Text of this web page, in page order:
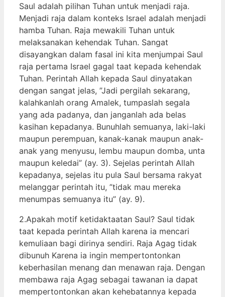
Saul adalah pilihan Tuhan untuk menjadi raja.
Menjadi raja dalam konteks Israel adalah menjadi
hamba Tuhan. Raja mewakili Tuhan untuk
melaksanakan kehendak Tuhan. Sangat
disayangkan dalam fasal ini kita menjumpai Saul
raja pertama Israel gagal taat kepada kehendak
Tuhan. Perintah Allah kepada Saul dinyatakan
dengan sangat jelas, ”Jadi pergilah sekarang,
kalahkanlah orang Amalek, tumpaslah segala
yang ada padanya, dan janganlah ada belas
kasihan kepadanya. Bunuhlah semuanya, laki-laki
maupun perempuan, kanak-kanak maupun anak-
anak yang menyusu, lembu maupun domba, unta
maupun keledai” (ay. 3). Sejelas perintah Allah
kepadanya, sejelas itu pula Saul bersama rakyat
melanggar perintah itu, ”tidak mau mereka
menumpas semuanya itu” (ay. 9).
2.Apakah motif ketidaktaatan Saul? Saul tidak
taat kepada perintah Allah karena ia mencari
kemuliaan bagi dirinya sendiri. Raja Agag tidak
dibunuh Karena ia ingin mempertontonkan
keberhasilan menang dan menawan raja. Dengan
membawa raja Agag sebagai tawanan ia dapat
mempertontonkan akan kehebatannya kepada